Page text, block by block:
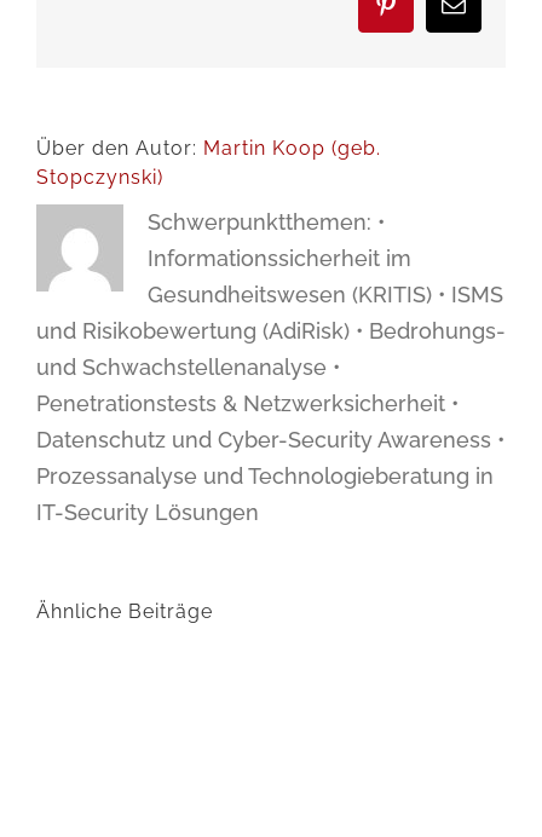
Pinterest
E-
Mail
Über den Autor: Martin Koop (geb.
Stopczynski)
Schwerpunktthemen: •
Informationssicherheit im
Gesundheitswesen (KRITIS) • ISMS
und Risikobewertung (AdiRisk) • Bedrohungs-
und Schwachstellenanalyse •
Penetrationstests & Netzwerksicherheit •
Datenschutz und Cyber-Security Awareness •
Prozessanalyse und Technologieberatung in
IT-Security Lösungen
Ähnliche Beiträge